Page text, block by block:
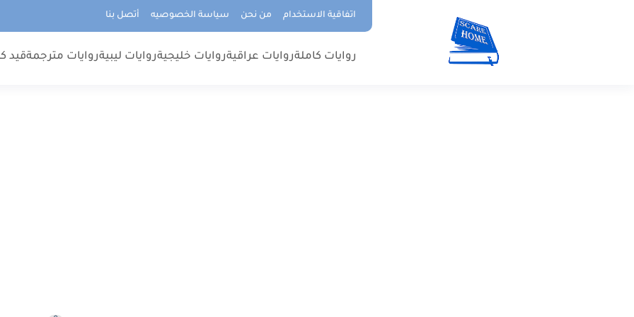
اتفاقية الاستخدام من نحن سياسة الخصوصيه أتصل بنا
روايات كاملةروايات عراقيةروايات خليجيةروايات ليبيةروايات مترجمةقيد